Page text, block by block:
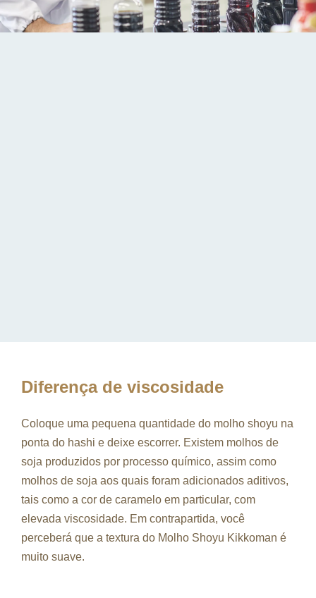
Diferença de viscosidade
Coloque uma pequena quantidade do molho shoyu na
ponta do hashi e deixe escorrer. Existem molhos de
soja produzidos por processo químico, assim como
molhos de soja aos quais foram adicionados aditivos,
tais como a cor de caramelo em particular, com
elevada viscosidade. Em contrapartida, você
perceberá que a textura do Molho Shoyu Kikkoman é
muito suave.